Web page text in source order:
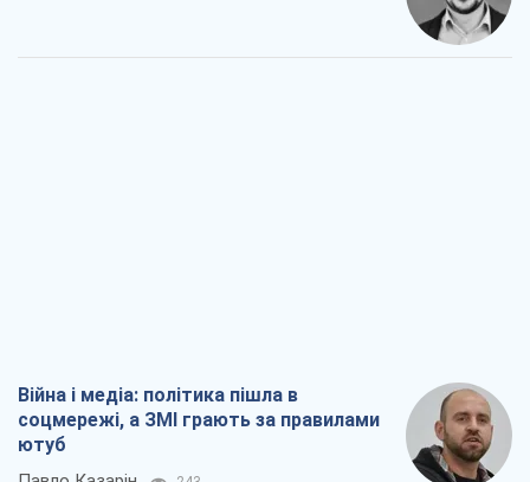
Війна і медіа: політика пішла в
соцмережі, а ЗМІ грають за правилами
ютуб